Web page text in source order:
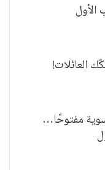
الأول
العائلات!
مفتوحًا…